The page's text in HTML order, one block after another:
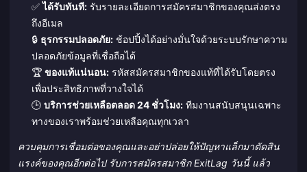
✅ได้รับทันที:รับรายละเอียดการสมัครสมาชิกของคุณส่งตรง
ถึงอีเมล
🔒 ธุรกรรมปลอดภัย:ช้อปปิ้งได้อย่างมั่นใจด้วยระบบรักษาความ
ปลอดภัยข้อมูลที่เชื่อถือได้
🏆 ของแท้แน่นอน:รหัสสมัครสมาชิกของแท้ที่ได้รับโดยตรง
เพื่อประสิทธิภาพที่วางใจได้
🕒 บริการช่วยเหลือตลอด 24 ชั่วโมง:ทีมงานสนับสนุนเฉพาะ
ทางของเราพร้อมช่วยเหลือคุณทุกเวลา
ควบคุมการเชื่อมต่อของคุณและอย่าปล่อยให้ปัญหาแล็กมาตัดสิน
แรงค์ของคุณอีกต่อไป รับการสมัครสมาชิก ExitLag วันนี้ แล้ว